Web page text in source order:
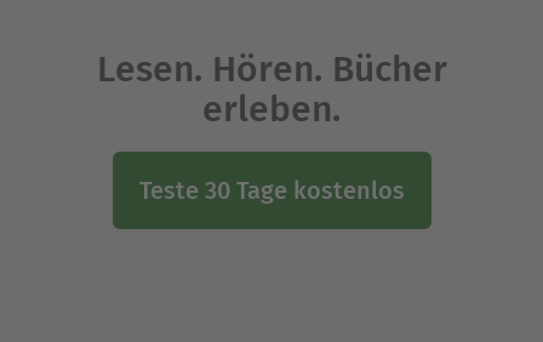
Lesen. Hören. Bücher
erleben.
Teste 30 Tage kostenlos